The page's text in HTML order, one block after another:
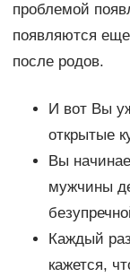
проблемой
появляются
после родов.
И вот Вы
открытые
Вы
мужчины
Каждый
кажется,